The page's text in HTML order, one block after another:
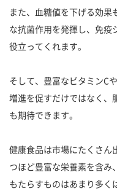
また、血糖値を下げる効果
な抗菌作用を発揮し、免疫
役立ってくれます。
そして、豊富なビタミンC
増進を促すだけではなく、
も期待できます。
健康食品は市場にたくさん
つほど豊富な栄養素を含み
もたらすものはあまり多く